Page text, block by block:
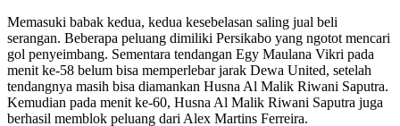
Memasuki babak kedua, kedua kesebelasan saling jual beli
serangan. Beberapa peluang dimiliki Persikabo yang ngotot mencari
gol penyeimbang. Sementara tendangan Egy Maulana Vikri pada
menit ke-58 belum bisa memperlebar jarak Dewa United, setelah
tendangnya masih bisa diamankan Husna Al Malik Riwani Saputra.
Kemudian pada menit ke-60, Husna Al Malik Riwani Saputra juga
berhasil memblok peluang dari Alex Martins Ferreira.